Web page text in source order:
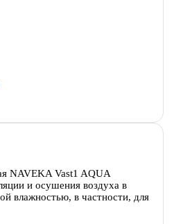
NAVEKA Vast1 AQUA
и осушения воздуха в
влажностью, в частности, для